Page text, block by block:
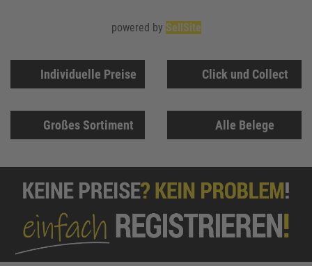
Individuelle Preise Click und Collect
Großes Sortiment Alle Belege
powered by SellSite